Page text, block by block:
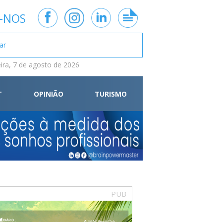
7 de agosto de 2026
OPINIÃO TURISMO
PUB